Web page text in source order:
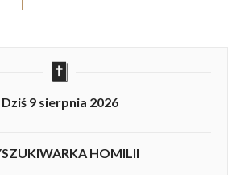
Dziś 9 sierpnia 2026
HOMILII